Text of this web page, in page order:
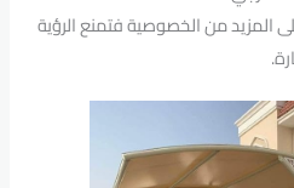
من الخصوصية فتمنع الرؤية